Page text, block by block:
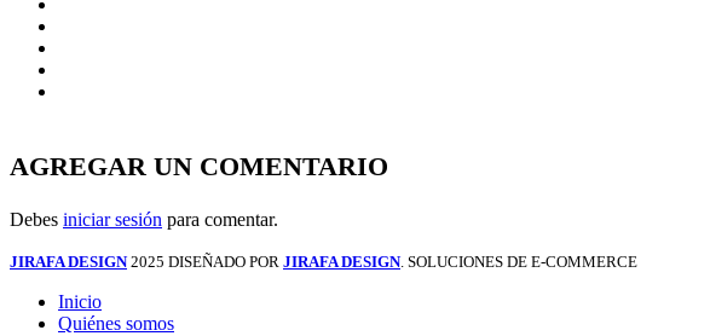
AGREGAR UN COMENTARIO
Debes iniciar sesión para comentar.
JIRAFA DESIGN 2025 DISEÑADO POR JIRAFA DESIGN. SOLUCIONES DE E-COMMERCE
Inicio
Quiénes somos